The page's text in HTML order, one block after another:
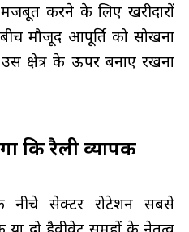
करने के लिए खरीदारों
मौजूद आपूर्ति को सोखना
क्षेत्र के ऊपर बनाए रखना
कि रैली व्यापक
नीचे सेक्टर रोटेशन सबसे